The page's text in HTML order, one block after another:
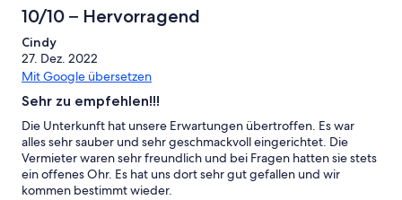
10/10 – Hervorragend
Cindy
27. Dez. 2022
Mit Google übersetzen
Sehr zu empfehlen!!!
Die Unterkunft hat unsere Erwartungen übertroffen. Es war
alles sehr sauber und sehr geschmackvoll eingerichtet. Die
Vermieter waren sehr freundlich und bei Fragen hatten sie stets
ein offenes Ohr. Es hat uns dort sehr gut gefallen und wir
kommen bestimmt wieder.